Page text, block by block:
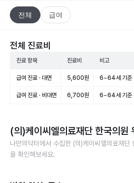
전체 급여
전체 진료비
진료 항목 진료비 비고
급여 진료 · 대면 5,600원 6~64세 기준
급여 진료 · 비대면 6,700원 6~64세 기준
(의)케이씨엘의료재단 한국의원
나만의닥터에서 수집한 (의)케이씨엘의료재단
을 확인해보세요.